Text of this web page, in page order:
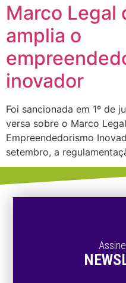
Marco Legal
amplia o
inovador
Foi sancionada em 1º de
versa sobre o Marco
Empreendedorismo
setembro, a